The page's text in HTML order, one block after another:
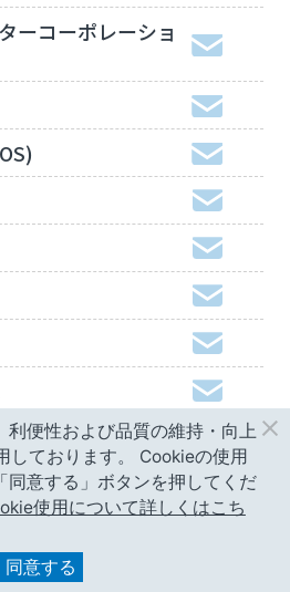
ーコーポレーショ
ジャパン
利便性および品質の維持・向上
ております。
Cookieの使用
同意する」ボタンを押してくだ
使用について詳しくはこち
同意する